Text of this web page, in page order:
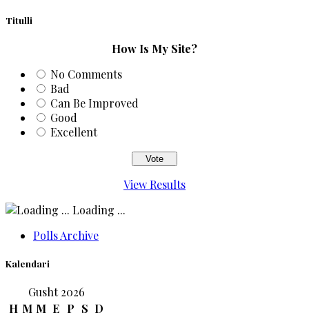
Titulli
How Is My Site?
No Comments
Bad
Can Be Improved
Good
Excellent
View Results
Loading ...
Polls Archive
Kalendari
Gusht 2026
H M M E P S D